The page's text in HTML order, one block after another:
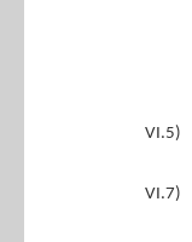
VI.5)
VI.7)